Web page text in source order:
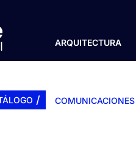
ARQUITECTURA
/